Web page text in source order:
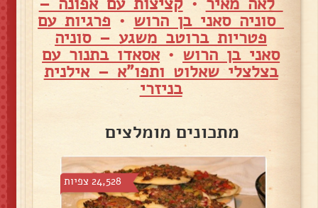
סוניה סאני בן הרוש • פרגיות עם
פטריות ברוטב משגע – סוניה
סאני בן הרוש •אסאדו בתנור עם
בצלצלי שאלוט ותפו"א – אילנית
בניזרי
מתכונים מומלצים
24,528 צפיות